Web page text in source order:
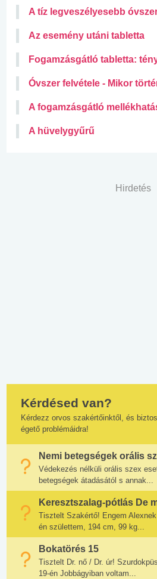
A tíz legveszélyesebb
Az esemény utáni tabletta
Fogamzásgátló tabletta:
Óvszer felvétele - Mikor
A fogamzásgátló
A hüvelygyűrű
Hirdetés
Kérdésed van?
Kérdezz orvos szakértőinktől, és
égető problémáidra!
Nemi betegségek orális
Védekezés nélküli orális szex
betegségek átadásától s annak...
Keresztszalag-pótlás De
Tisztelt Szakértő! Engem
én születtem, 194 cm, 99 kg...
Bokatörés 15
Tisztelt Dr. nő / Dr. úr!
19-én Jobbágyiban voltam...